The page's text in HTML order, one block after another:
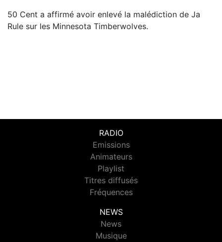
50 Cent a affirmé avoir enlevé la malédiction de Ja
Rule sur les Minnesota Timberwolves.
RADIO
Emissions
Animateurs
Playlist
Titres diffusés
Fréquences
NEWS
News
Musique